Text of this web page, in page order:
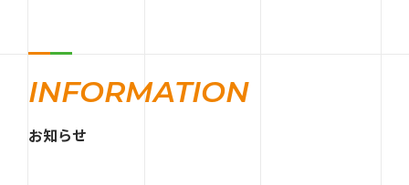
INFORMATION
お知らせ